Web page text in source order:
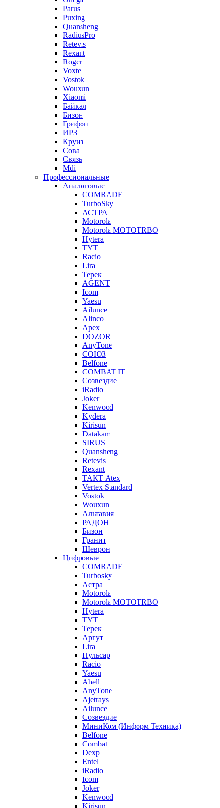
Parus
Puxing
Quansheng
RadiusPro
Retevis
Rexant
Roger
Voxtel
Vostok
Wouxun
Xiaomi
Байкал
Бизон
Грифон
ИРЗ
Круиз
Сова
Связь
Mdi
Профессиональные
Аналоговые
COMRADE
TurboSky
АСТРА
Motorola
Motorola MOTOTRBO
Hytera
TYT
Racio
Lira
Терек
AGENT
Icom
Yaesu
Ailunce
Alinco
Apex
DOZOR
AnyTone
СОЮЗ
Belfone
COMBAT IT
Созвездие
iRadio
Joker
Kenwood
Kydera
Kirisun
Datakam
SIRUS
Quansheng
Retevis
Rexant
ТАКТ Atex
Vertex Standard
Vostok
Wouxun
Альтавия
РАДОН
Бизон
Гранит
Шеврон
Цифровые
COMRADE
Turbosky
Астра
Motorola
Motorola MOTOTRBO
Hytera
TYT
Терек
Аргут
Lira
Пульсар
Racio
Yaesu
Abell
AnyTone
Ajetrays
Ailunce
Созвездие
МиниКом (Информ Техника)
Belfone
Combat
Dexp
Entel
iRadio
Icom
Joker
Kenwood
Kirisun